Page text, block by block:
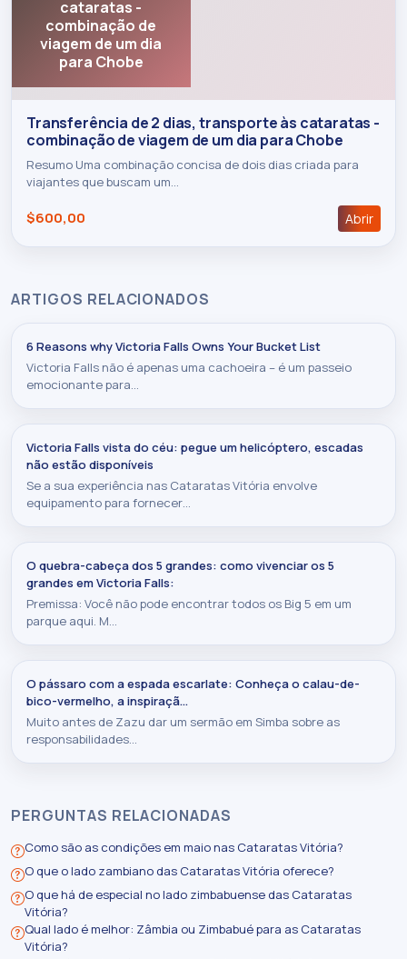
cataratas -
combinação de
viagem de um dia
para Chobe
Transferência de 2 dias, transporte às cataratas -
combinação de viagem de um dia para Chobe
Resumo Uma combinação concisa de dois dias criada para
viajantes que buscam um…
$600,00 Abrir
ARTIGOS RELACIONADOS
6 Reasons why Victoria Falls Owns Your Bucket List
Victoria Falls não é apenas uma cachoeira – é um passeio
emocionante para…
Victoria Falls vista do céu: pegue um helicóptero, escadas
não estão disponíveis
Se a sua experiência nas Cataratas Vitória envolve
equipamento para fornecer…
O quebra-cabeça dos 5 grandes: como vivenciar os 5
grandes em Victoria Falls:
Premissa: Você não pode encontrar todos os Big 5 em um
parque aqui. M…
O pássaro com a espada escarlate: Conheça o calau-de-
bico-vermelho, a inspiraçã…
Muito antes de Zazu dar um sermão em Simba sobre as
responsabilidades…
PERGUNTAS RELACIONADAS
Como são as condições em maio nas Cataratas Vitória?
O que o lado zambiano das Cataratas Vitória oferece?
O que há de especial no lado zimbabuense das Cataratas
Vitória?
Qual lado é melhor: Zâmbia ou Zimbabué para as Cataratas
Vitória?